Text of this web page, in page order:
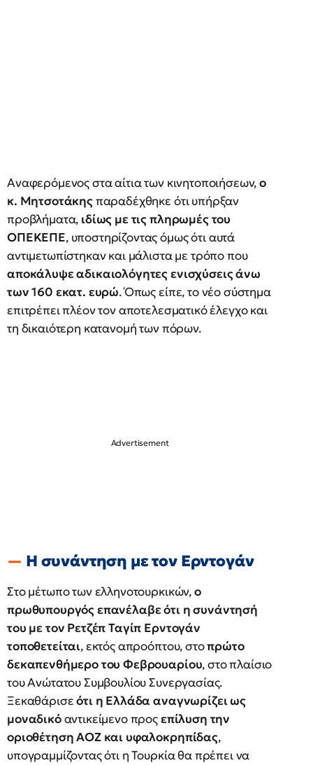
Αναφερόμενος στα αίτια των κινητοποιήσεων,ο
κ. Μητσοτάκηςπαραδέχθηκε ότι υπήρξαν
προβλήματα, ιδίως με τις πληρωμές του
ΟΠΕΚΕΠΕ, υποστηρίζοντας όμως ότι αυτά
αντιμετωπίστηκαν και μάλιστα με τρόπο που
αποκάλυψε αδικαιολόγητες ενισχύσεις άνω
των 160 εκατ. ευρώ. Όπως είπε, το νέο σύστημα
επιτρέπει πλέον τον αποτελεσματικό έλεγχο και
τη δικαιότερη κατανομή των πόρων.
Η συνάντηση με τον Ερντογάν
Στο μέτωπο των ελληνοτουρκικών,ο
πρωθυπουργός επανέλαβε ότι η συνάντησή
του με τον ΡετζέπΤαγίπ Ερντογάν
τοποθετείται, εκτός απροόπτου, στοπρώτο
δεκαπενθήμερο του Φεβρουαρίου, στο πλαίσιο
του Ανώτατου Συμβουλίου Συνεργασίας.
Ξεκαθάρισεότι η Ελλάδα αναγνωρίζει ως
μοναδικόαντικείμενο προςεπίλυση την
οριοθέτηση ΑΟΖ και υφαλοκρηπίδας,
υπογραμμίζοντας ότι η Τουρκία θα πρέπει να